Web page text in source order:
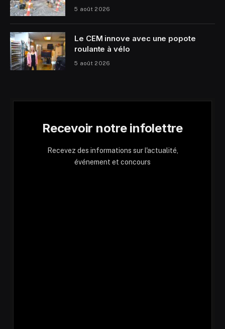
5 août 2026
Le CEM innove avec une popote
roulante à vélo
5 août 2026
Recevoir notre infolettre
Recevez des informations sur l'actualité,
événement et concours